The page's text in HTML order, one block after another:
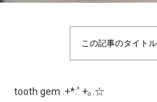
この記事のタイト
tooth gem .+*:ﾟ+｡.☆